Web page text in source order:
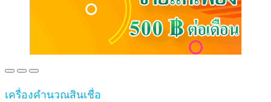
เครื่องคำนวณสินเชื่อ